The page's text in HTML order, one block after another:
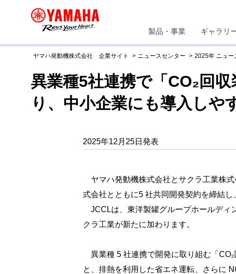
製品・事業 ギャラリ
ヤマハ発動機株式会社 企業サイト ニュースセンター 2025年 ニュー
異業種5社連携で「CO₂回
り、中小企業にも導入しや
2025年12月25日発表
ヤマハ発動機株式会社とサクラ工業株
式会社とともに5 社共同開発契約を締結
JCCLは、東洋製罐グループホールディ
クラ工業が新たに加わります。
異業種 5 社連携で開発に取り組む「
と、排熱を利用した省エネ運転、さらに